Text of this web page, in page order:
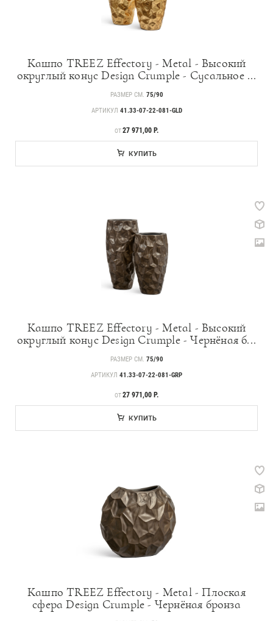
Кашпо TREEZ Effectory - Metal - Высокий
округлый конус Design Crumple - Сусальное ...
РАЗМЕР СМ. 75/90
АРТИКУЛ 41.33-07-22-081-GLD
ЦЕНА
ОТ27 971,00 Р.
КУПИТЬ
Кашпо TREEZ Effectory - Metal - Высокий
округлый конус Design Crumple - Чернёная б...
РАЗМЕР СМ. 75/90
АРТИКУЛ 41.33-07-22-081-GRP
ЦЕНА
ОТ27 971,00 Р.
КУПИТЬ
Кашпо TREEZ Effectory - Metal - Плоская
сфера Design Crumple - Чернёная бронза